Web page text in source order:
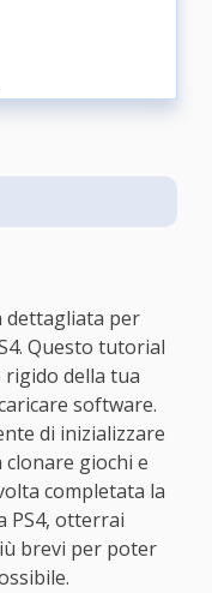
dettagliata per
Questo tutorial
della tua
software.
di inizializzare
giochi e
completata la
PS4, otterrai
brevi per poter